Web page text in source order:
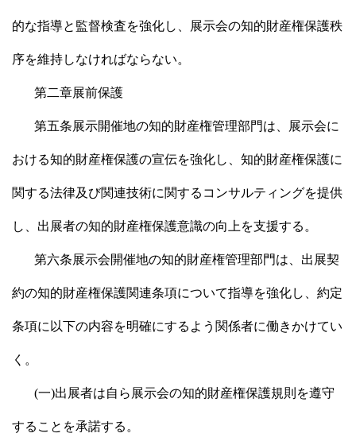
的な指導と監督検査を強化し、展示会の知的財産権保護秩
序を維持しなければならない。
第二章展前保護
第五条展示開催地の知的財産権管理部門は、展示会に
おける知的財産権保護の宣伝を強化し、知的財産権保護に
関する法律及び関連技術に関するコンサルティングを提供
し、出展者の知的財産権保護意識の向上を支援する。
第六条展示会開催地の知的財産権管理部門は、出展契
約の知的財産権保護関連条項について指導を強化し、約定
条項に以下の内容を明確にするよう関係者に働きかけてい
く。
(一)出展者は自ら展示会の知的財産権保護規則を遵守
することを承諾する。